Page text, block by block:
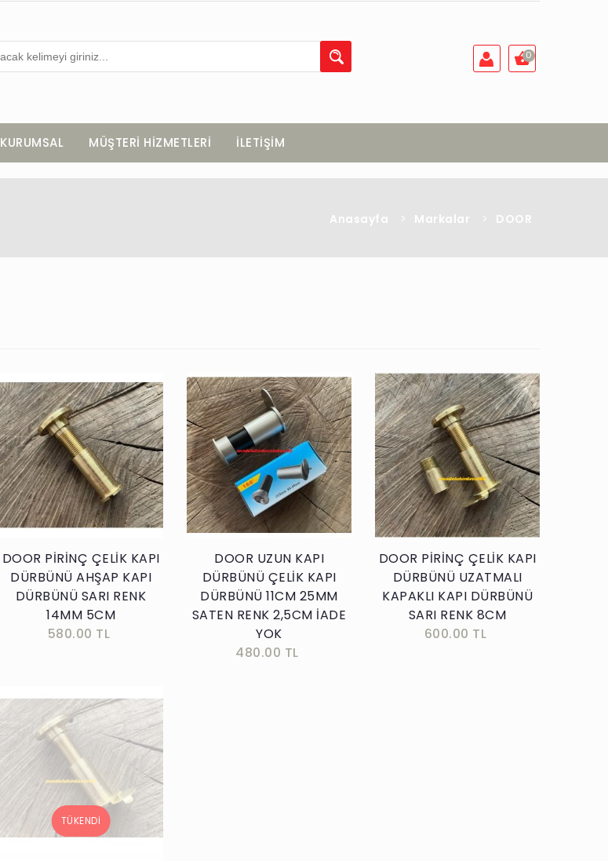
0
KURUMSAL MÜŞTERİ HİZMETLERİ İLETİŞİM
Anasayfa > Markalar > DOOR
Sepete Ekle
DOOR PİRİNÇ ÇELİK KAPI
DÜRBÜNÜ AHŞAP KAPI
DÜRBÜNÜ SARI RENK
14MM 5CM
580.00 TL
Sepete Ekle
DOOR UZUN KAPI
DÜRBÜNÜ ÇELİK KAPI
DÜRBÜNÜ 11CM 25MM
SATEN RENK 2,5CM İADE
YOK
480.00 TL
Sepete Ekle
DOOR PİRİNÇ ÇELİK KAPI
DÜRBÜNÜ UZATMALI
KAPAKLI KAPI DÜRBÜNÜ
SARI RENK 8CM
600.00 TL